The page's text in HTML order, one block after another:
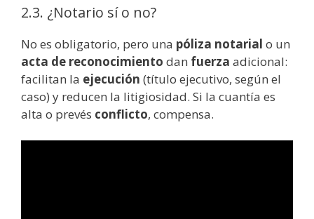
2.3. ¿Notario sí o no?
No es obligatorio, pero una póliza notarial o un
acta de reconocimiento dan fuerza adicional:
facilitan la ejecución (título ejecutivo, según el
caso) y reducen la litigiosidad. Si la cuantía es
alta o prevés conflicto, compensa.